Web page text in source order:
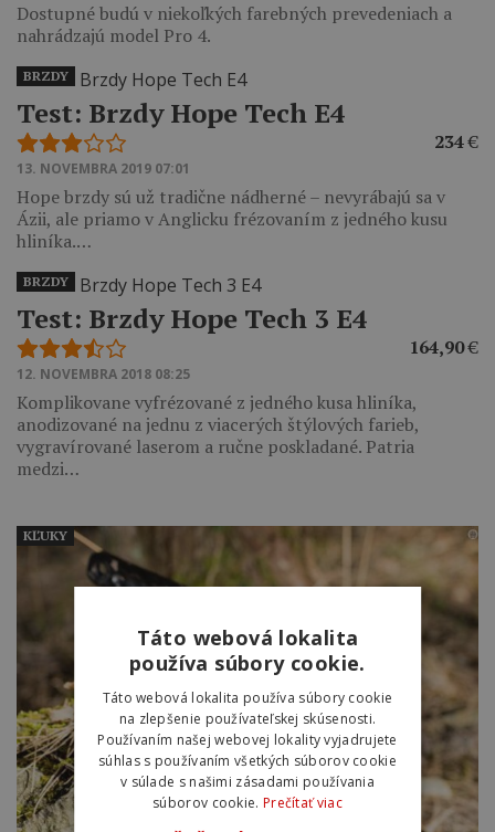
Dostupné budú v niekoľkých farebných prevedeniach a
nahrádzajú model Pro 4.
Test: Brzdy Hope Tech E4
234€
13. NOVEMBRA 2019 07:01
Hope brzdy sú už tradične nádherné – nevyrábajú sa v
Ázii, ale priamo v Anglicku frézovaním z jedného kusu
hliníka.…
BRZDY
Test: Brzdy Hope Tech 3 E4
164,90€
12. NOVEMBRA 2018 08:25
Komplikovane vyfrézované z jedného kusa hliníka,
anodizované na jednu z viacerých štýlových farieb,
vygravírované laserom a ručne poskladané. Patria
medzi…
BRZDY
KĽUKY
Táto webová lokalita
používa súbory cookie.
Táto webová lokalita používa súbory cookie
na zlepšenie používateľskej skúsenosti.
Používaním našej webovej lokality vyjadrujete
súhlas s používaním všetkých súborov cookie
v súlade s našimi zásadami používania
súborov cookie. Prečítať viac